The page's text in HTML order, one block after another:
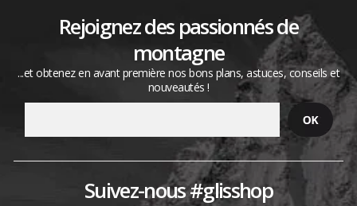
Rejoignez des passionnés de
montagne
...et obtenez en avant première nos bons plans, astuces, conseils et
nouveautés !
Suivez-nous #glisshop